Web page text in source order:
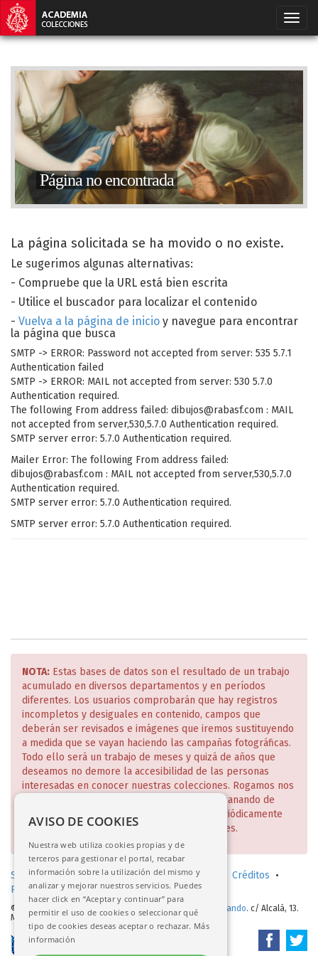
Página no encontrada
La página solicitada se ha movido o no existe.
Le sugerimos algunas alternativas:
- Compruebe que la URL está bien escrita
- Utilice el buscador para localizar el contenido
- Vuelva a la página de inicio y navegue para encontrar
la página que busca
SMTP -> ERROR: Password not accepted from server: 535 5.7.1
Authentication failed
SMTP -> ERROR: MAIL not accepted from server: 530 5.7.0
Authentication required.
The following From address failed: dibujos@rabasf.com : MAIL
not accepted from server,530,5.7.0 Authentication required.
SMTP server error: 5.7.0 Authentication required.
Mailer Error: The following From address failed:
dibujos@rabasf.com : MAIL not accepted from server,530,5.7.0
Authentication required.
SMTP server error: 5.7.0 Authentication required.
SMTP server error: 5.7.0 Authentication required.
NOTA: Estas bases de datos son el resultado de un trabajo
acumulado en diversos departamentos y en períodos
diferentes. Los usuarios comprobarán que hay registros
incompletos y desiguales en contenido, campos que
deberán ser revisados e imágenes que iremos sustituyendo
a medida que se vayan haciendo las campañas fotográficas.
Todo ello será un trabajo de meses y quizá de años que
deseamos no demore la accesibilidad de las personas
interesadas en conocer nuestras colecciones. Rogamos nos
disculpen estas deficiencias que iremos subsanando de
manera escalonada y de lo cual daremos periódicamente
cuenta en nuestra página web y redes sociales.
Solicitud de consulta en sala (investigadores) Créditos •
Política de privacidad•Aviso legal
© 2017-2026. Real Academia de Bellas Artes de San Fernando. c/ Alcalá, 13.
Madrid
AVISO DE COOKIES
Nuestra web utiliza cookies propias y de
terceros para gestionar el portal, recabar
información sobre la utilización del mismo y
analizar y mejorar nuestros servicios. Puedes
hacer click en “Aceptar y continuar” para
permitir el uso de cookies o seleccionar qué
tipo de cookies deseas aceptar o rechazar. Más
información